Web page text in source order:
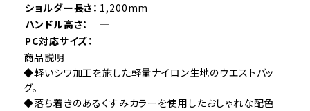
ショルダー長さ： 1,200mm
ハンドル高さ：
―
PC対応サイズ：
―
商品説明
◆軽いシワ加工を施した軽量ナイロン生地のウエストバッ
グ。
◆落ち着きのあるくすみカラーを使用したおしゃれな配色